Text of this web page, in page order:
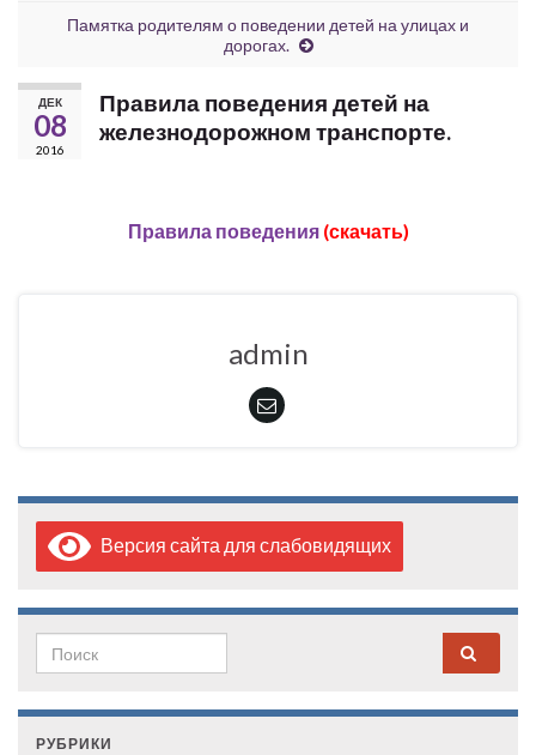
Памятка родителям о поведении детей на улицах и
дорогах.
ДЕК
08
2016
Правила поведения детей на
железнодорожном транспорте.
Правила поведения (скачать)
admin
Версия сайта для слабовидящих
Search for:
РУБРИКИ